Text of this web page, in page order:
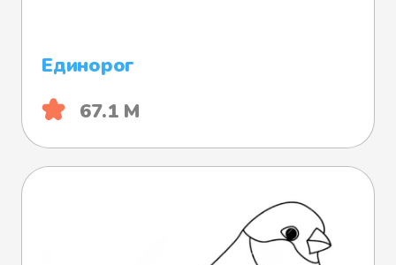
Единорог
67.1 М